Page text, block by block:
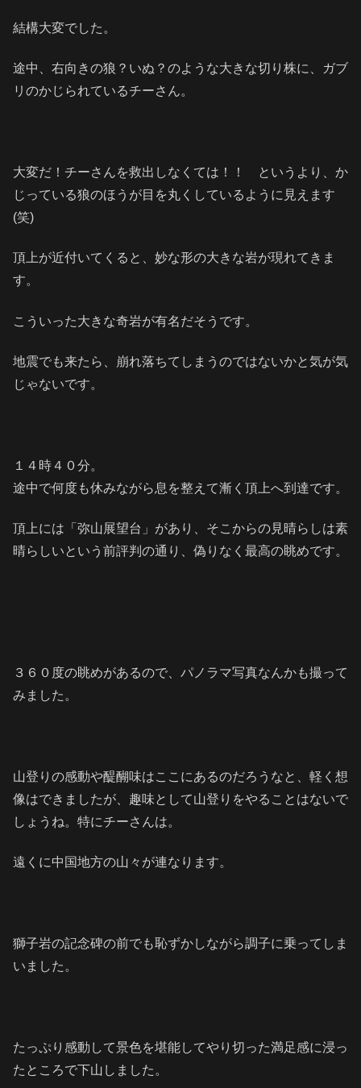
結構大変でした。
途中、右向きの狼？いぬ？のような大きな切り株に、ガブ
リのかじられているチーさん。
大変だ！チーさんを救出しなくては！！ というより、か
じっている狼のほうが目を丸くしているように見えます
(笑)
頂上が近付いてくると、妙な形の大きな岩が現れてきま
す。
こういった大きな奇岩が有名だそうです。
地震でも来たら、崩れ落ちてしまうのではないかと気が気
じゃないです。
１４時４０分。
途中で何度も休みながら息を整えて漸く頂上へ到達です。
頂上には「弥山展望台」があり、そこからの見晴らしは素
晴らしいという前評判の通り、偽りなく最高の眺めです。
３６０度の眺めがあるので、パノラマ写真なんかも撮って
みました。
山登りの感動や醍醐味はここにあるのだろうなと、軽く想
像はできましたが、趣味として山登りをやることはないで
しょうね。特にチーさんは。
遠くに中国地方の山々が連なります。
獅子岩の記念碑の前でも恥ずかしながら調子に乗ってしま
いました。
たっぷり感動して景色を堪能してやり切った満足感に浸っ
たところで下山しました。